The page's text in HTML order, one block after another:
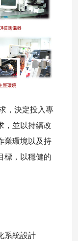
，決定投入專
，並以持續改
業環境以及持
標，以穩健的
系統設計